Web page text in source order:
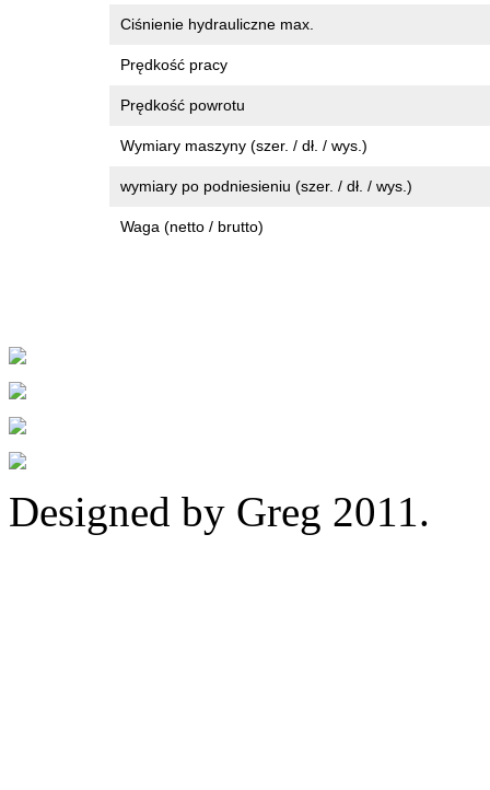
Ciśnienie hydrauliczne max.
Prędkość pracy
Prędkość powrotu
Wymiary maszyny (szer. / dł. / wys.)
wymiary po podniesieniu (szer. / dł. / wys.)
Waga (netto / brutto)
Designed by Greg 2011.